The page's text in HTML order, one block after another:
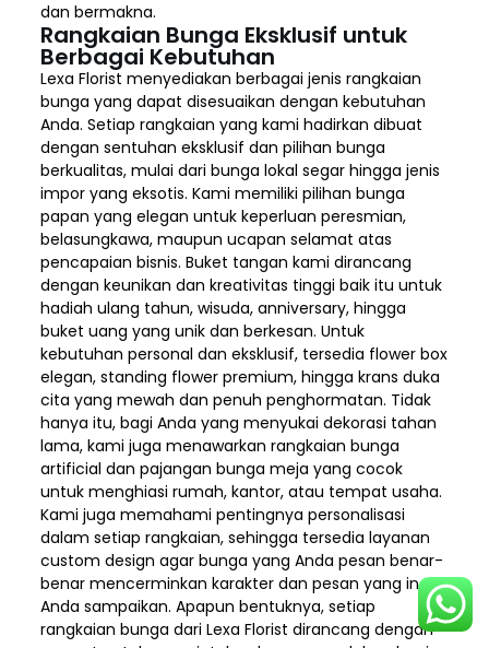
dan bermakna.
Rangkaian Bunga Eksklusif untuk
Berbagai Kebutuhan
Lexa Florist menyediakan berbagai jenis rangkaian
bunga yang dapat disesuaikan dengan kebutuhan
Anda. Setiap rangkaian yang kami hadirkan dibuat
dengan sentuhan eksklusif dan pilihan bunga
berkualitas, mulai dari bunga lokal segar hingga jenis
impor yang eksotis. Kami memiliki pilihan bunga
papan yang elegan untuk keperluan peresmian,
belasungkawa, maupun ucapan selamat atas
pencapaian bisnis. Buket tangan kami dirancang
dengan keunikan dan kreativitas tinggi baik itu untuk
hadiah ulang tahun, wisuda, anniversary, hingga
buket uang yang unik dan berkesan. Untuk
kebutuhan personal dan eksklusif, tersedia flower box
elegan, standing flower premium, hingga krans duka
cita yang mewah dan penuh penghormatan. Tidak
hanya itu, bagi Anda yang menyukai dekorasi tahan
lama, kami juga menawarkan rangkaian bunga
artificial dan pajangan bunga meja yang cocok
untuk menghiasi rumah, kantor, atau tempat usaha.
Kami juga memahami pentingnya personalisasi
dalam setiap rangkaian, sehingga tersedia layanan
custom design agar bunga yang Anda pesan benar-
benar mencerminkan karakter dan pesan yang ingin
Anda sampaikan. Apapun bentuknya, setiap
rangkaian bunga dari Lexa Florist dirancang dengan